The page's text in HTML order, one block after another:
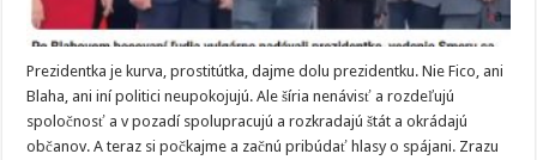
Prezidentka je kurva, prostitútka, dajme dolu prezidentku. Nie Fico, ani
Blaha, ani iní politici neupokojujú. Ale šíria nenávisť a rozdeľujú
spoločnosť a v pozadí spolupracujú a rozkradajú štát a okrádajú
občanov. A teraz si počkajme a začnú pribúdať hlasy o spájani. Zrazu